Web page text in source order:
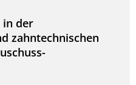
in der
zahntechnischen